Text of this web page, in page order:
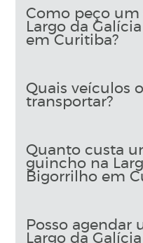
Como peço
Largo da
em Curitiba?
Quais veículos
transportar?
Quanto custa
guincho na
Bigorrilho em
Posso agendar
Largo da